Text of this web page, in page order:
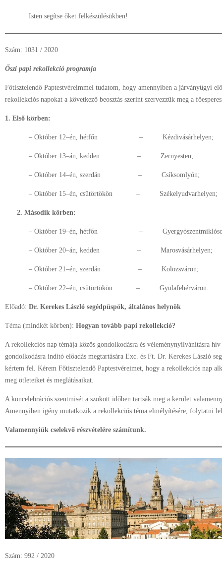
Isten segítse őket felkészülésükben!
Szám: 1031 / 2020
Őszi papi rekollekció programja
Főtisztelendő Paptestvéreimmel tudatom, hogy amennyiben a járványügyi
rekollekciós napokat a következő beosztás szerint szervezzük meg a
1. Első körben:
– Október 12–én, hétfőn – Kézdivásárhelyen;
– Október 13–án, kedden – Zernyesten;
– Október 14–én, szerdán – Csíksomlyón;
– Október 15–én, csütörtökön – Székelyudvarhelyen;
2. Második körben:
– Október 19–én, hétfőn –
– Október 20–án, kedden – Marosvásárhelyen;
– Október 21–én, szerdán – Kolozsváron;
– Október 22–én, csütörtökön – Gyulafehérváron.
Előadó: Dr. Kerekes László segédpüspök, általános helynök
Téma (mindkét körben): Hogyan tovább papi rekollekció?
A rekollekciós nap témája közös gondolkodásra és véleménynyilvánításra
gondolkodásra indító előadás megtartására Exc. és Ft. Dr. Kerekes László
kértem fel. Kérem Főtisztelendő Paptestvéreimet, hogy a rekollekciós nap
meg ötleteiket és meglátásaikat.
A koncelebrációs szentmisét a szokott időben tartsák meg a kerület
Amennyiben igény mutatkozik a rekollekciós téma elmélyítésére, folytatni
Valamennyiük cselekvő részvételére számítunk.
Szám: 992 / 2020